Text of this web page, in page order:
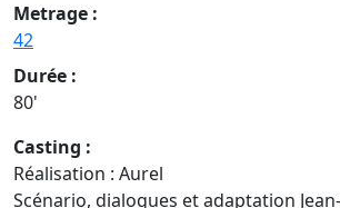
Metrage :
42
Durée :
80'
Casting :
Réalisation : Aurel
Scénario, dialogues et adaptation